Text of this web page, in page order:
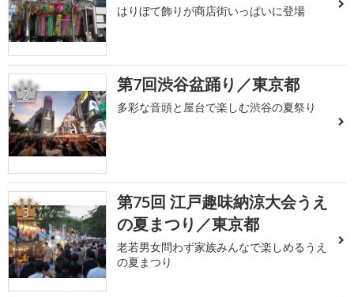
はりぼて飾りが商店街いっぱいに登場
2 第7回渋谷盆踊り／東京都
多彩な音頭と屋台で楽しむ渋谷の夏祭り
3
第75回 江戸趣味納涼大会うえ
の夏まつり／東京都
老若男女問わず家族みんなで楽しめるうえ
の夏まつり